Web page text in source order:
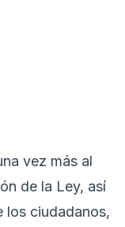
vez más al
de la Ley, así
los ciudadanos,